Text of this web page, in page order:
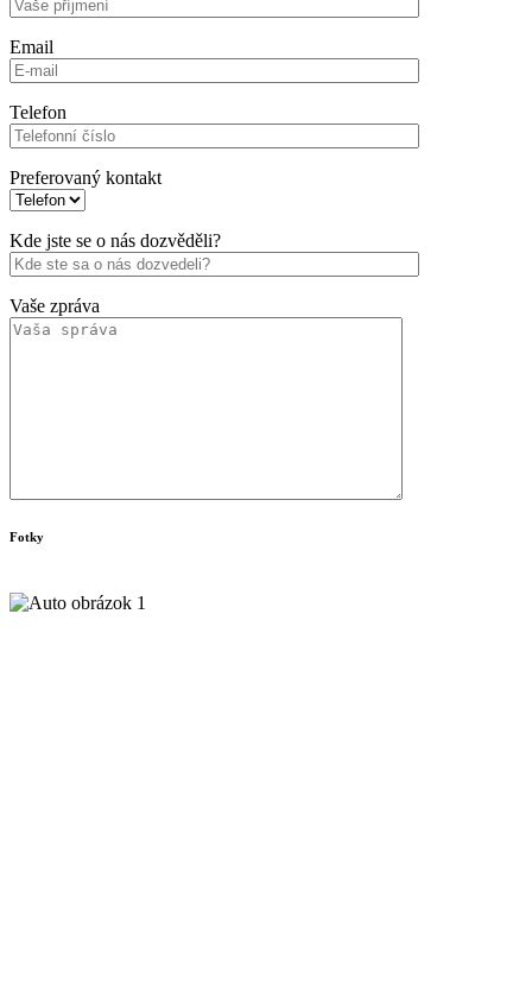
Email
Telefon
Preferovaný kontakt
Kde jste se o nás dozvěděli?
Vaše zpráva
Fotky